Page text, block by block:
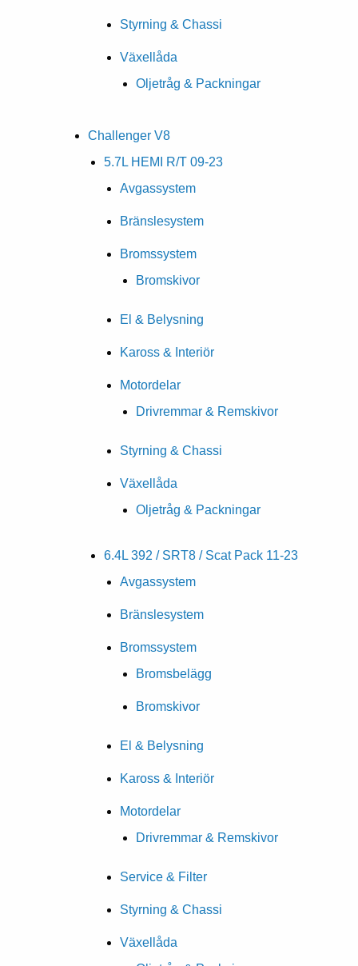
Styrning & Chassi
Växellåda
Oljetråg & Packningar
Challenger V8
5.7L HEMI R/T 09-23
Avgassystem
Bränslesystem
Bromssystem
Bromskivor
El & Belysning
Kaross & Interiör
Motordelar
Drivremmar & Remskivor
Styrning & Chassi
Växellåda
Oljetråg & Packningar
6.4L 392 / SRT8 / Scat Pack 11-23
Avgassystem
Bränslesystem
Bromssystem
Bromsbelägg
Bromskivor
El & Belysning
Kaross & Interiör
Motordelar
Drivremmar & Remskivor
Service & Filter
Styrning & Chassi
Växellåda